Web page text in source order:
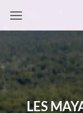
LES